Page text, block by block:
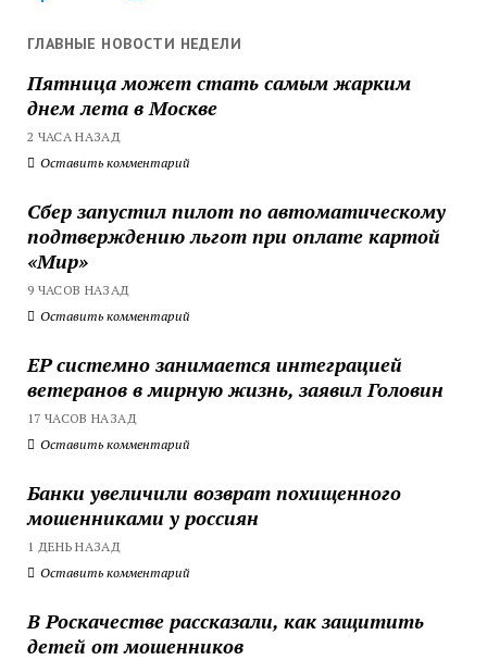
ГЛАВНЫЕ НОВОСТИ НЕДЕЛИ
Пятница может стать самым жарким
днем лета в Москве
2 ЧАСА НАЗАД
Оставить комментарий
Сбер запустил пилот по автоматическому
подтверждению льгот при оплате картой
«Мир»
9 ЧАСОВ НАЗАД
Оставить комментарий
ЕР системно занимается интеграцией
ветеранов в мирную жизнь, заявил Головин
17 ЧАСОВ НАЗАД
Оставить комментарий
Банки увеличили возврат похищенного
мошенниками у россиян
1 ДЕНЬ НАЗАД
Оставить комментарий
В Роскачестве рассказали, как защитить
детей от мошенников